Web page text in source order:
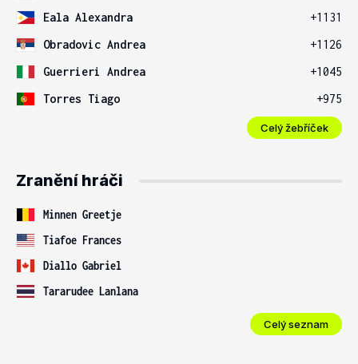
Eala Alexandra
+1131
Obradovic Andrea
+1126
Guerrieri Andrea
+1045
Torres Tiago
+975
Celý žebříček
Zranění hráči
Minnen Greetje
Tiafoe Frances
Diallo Gabriel
Tararudee Lanlana
Celý seznam